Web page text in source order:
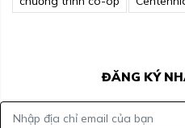
ĐĂNG KÝ